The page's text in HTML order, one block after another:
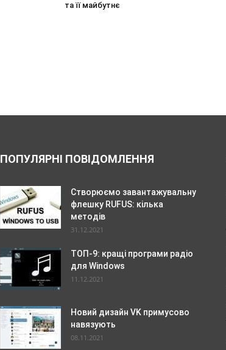
та її майбутнє
ПОПУЛЯРНІ ПОВІДОМЛЕННЯ
Створюємо завантажувальну
флешку RUFUS: кілька
методів
31.12.2021
ТОП-9: кращі програми радіо
для Windows
11.12.2021
Новий дизайн VK примусово
навязують
08.11.2021